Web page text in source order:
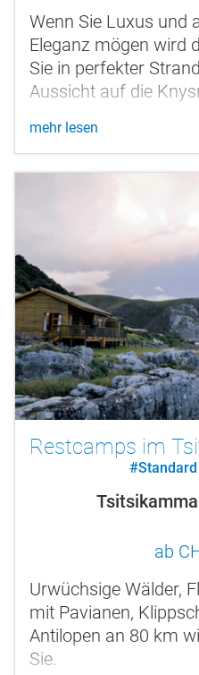
Wenn Sie Luxus und
Eleganz mögen wird
Sie in perfekter
Aussicht auf die
mehr lesen
Restcamps im
ab
Urwüchsige Wälder,
mit Pavianen,
Antilopen an 80 km
Sie.